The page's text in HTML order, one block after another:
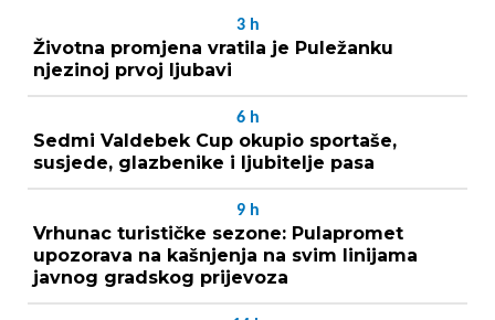
3 h
Životna promjena vratila je Puležanku
njezinoj prvoj ljubavi
6 h
Sedmi Valdebek Cup okupio sportaše,
susjede, glazbenike i ljubitelje pasa
9 h
Vrhunac turističke sezone: Pulapromet
upozorava na kašnjenja na svim linijama
javnog gradskog prijevoza